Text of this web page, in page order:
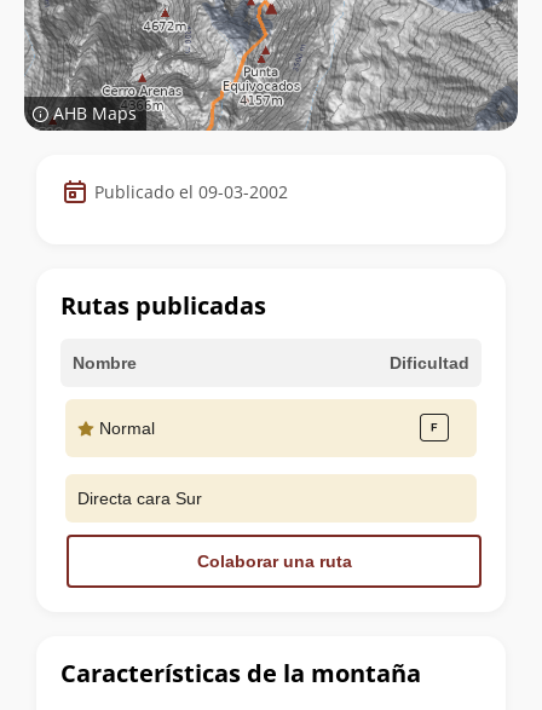
AHB Maps
Datos
de
cumbre
Publicado el 09-03-2002
Características de la montaña
Rutas publicadas
Nombre Dificultad
Normal
Directa cara Sur
Colaborar una ruta